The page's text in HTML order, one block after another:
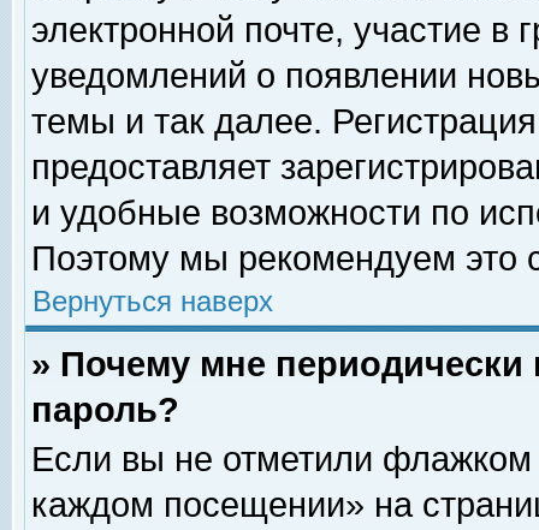
электронной почте, участие в
уведомлений о появлении
темы и так далее.
предоставляет
и удобные возможности по
Поэтому мы рекомендуем это
Вернуться наверх
» Почему мне
пароль?
Если вы не отметили флажком
каждом посещении» на